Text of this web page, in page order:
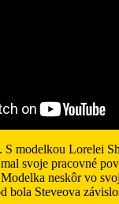
S modelkou Lorelei
svoje pracovné
neskôr vo
bola Steveova